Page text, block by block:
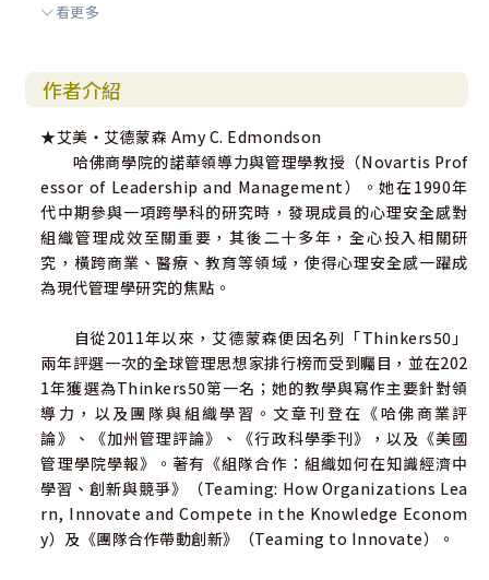
該如何在組織中建立心理安全感？作者提供了以下具體
◆鼓勵提問
◆對壞消息做出適當反應，而非斥責和批評
這是一本專為領導者和團隊而寫的書，針對如何在團隊
中建立心理安全感，提供循序漸進的操作框架，並以實例說
明自由表達、充分參與的文化如何實現。
好評推薦
政治大學科技管理與智慧財產研究所教授 蕭瑞麟
此版為2020年出版之《心理安全感的力量》更新設計版
看更多
作者介紹
★艾美‧艾德蒙森 Amy C. Edmondson
哈佛商學院的諾華領導力與管理學教授（Novartis Prof
essor of Leadership and Management）。她在1990年
代中期參與一項跨學科的研究時，發現成員的心理安全感對
組織管理成效至關重要，其後二十多年，全心投入相關研
究，橫跨商業、醫療、教育等領域，使得心理安全感一躍成
為現代管理學研究的焦點。
自從2011年以來，艾德蒙森便因名列「Thinkers50」
兩年評選一次的全球管理思想家排行榜而受到矚目，並在202
1年獲選為Thinkers50第一名；她的教學與寫作主要針對領
導力，以及團隊與組織學習。文章刊登在《哈佛商業評
論》、《加州管理評論》、《行政科學季刊》，以及《美國
管理學院學報》。著有《組隊合作：組織如何在知識經濟中
學習、創新與競爭》（Teaming: How Organizations Lea
rn, Innovate and Compete in the Knowledge Econom
y）及《團隊合作帶動創新》（Teaming to Innovate）。